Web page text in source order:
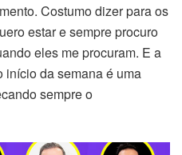
Costumo dizer para os
estar e sempre procuro
eles me procuram. E a
início da semana é uma
sempre o